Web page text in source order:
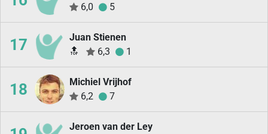
6,0
5
17
Juan Stienen
🔝
6,3 1
18
Michiel Vrijhof
6,2
7
Jeroen van der Ley